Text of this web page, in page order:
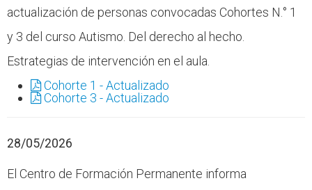
actualización de personas convocadas Cohortes N.° 1
y 3 del curso Autismo. Del derecho al hecho.
Estrategias de intervención en el aula.
Cohorte 1 - Actualizado
Cohorte 3 - Actualizado
28/05/2026
El Centro de Formación Permanente informa